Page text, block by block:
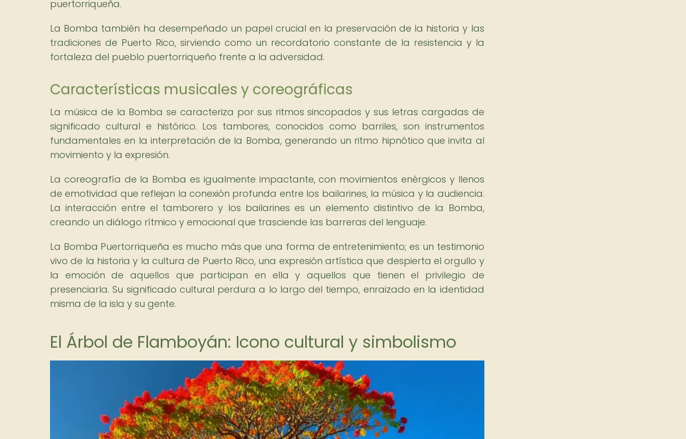
puertorriqueña.
La Bomba también ha desempeñado un papel crucial en la preservación de la historia y las
tradiciones de Puerto Rico, sirviendo como un recordatorio constante de la resistencia y la
fortaleza del pueblo puertorriqueño frente a la adversidad.
Características musicales y coreográficas
La música de la Bomba se caracteriza por sus ritmos sincopados y sus letras cargadas de
significado cultural e histórico. Los tambores, conocidos como barriles, son instrumentos
fundamentales en la interpretación de la Bomba, generando un ritmo hipnótico que invita al
movimiento y la expresión.
La coreografía de la Bomba es igualmente impactante, con movimientos enérgicos y llenos
de emotividad que reflejan la conexión profunda entre los bailarines, la música y la audiencia.
La interacción entre el tamborero y los bailarines es un elemento distintivo de la Bomba,
creando un diálogo rítmico y emocional que trasciende las barreras del lenguaje.
La Bomba Puertorriqueña es mucho más que una forma de entretenimiento; es un testimonio
vivo de la historia y la cultura de Puerto Rico, una expresión artística que despierta el orgullo y
la emoción de aquellos que participan en ella y aquellos que tienen el privilegio de
presenciarla. Su significado cultural perdura a lo largo del tiempo, enraizado en la identidad
misma de la isla y su gente.
El Árbol de Flamboyán: Icono cultural y simbolismo